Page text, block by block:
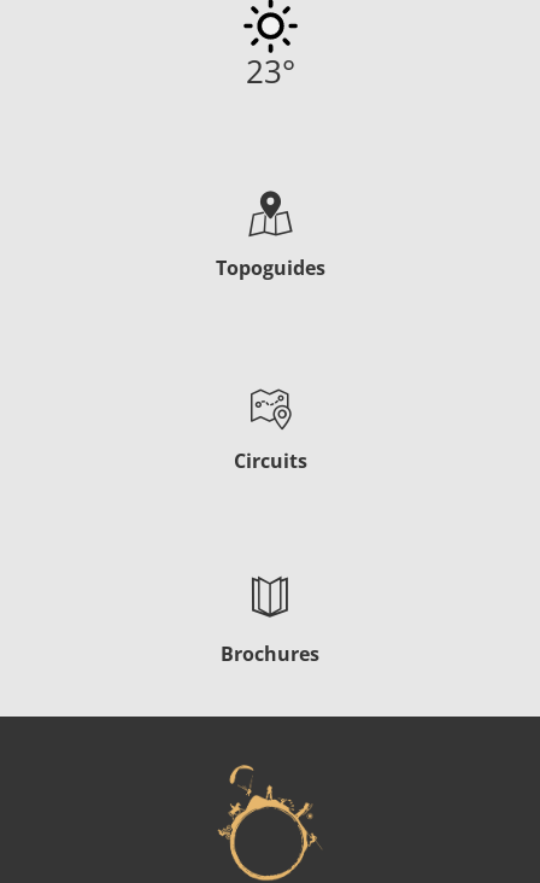
23°
Topoguides
Circuits
Brochures